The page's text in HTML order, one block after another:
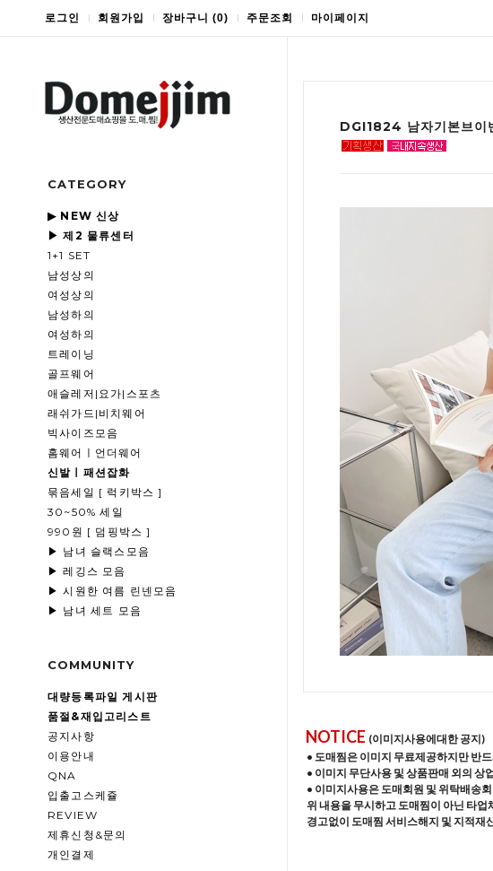
로그인 회원가입 장바구니 (0) 주문조회 마이페이지
CATEGORY
▶ NEW 신상
▶ 제2 물류센터
1+1 SET
남성상의
여성상의
남성하의
여성하의
트레이닝
골프웨어
애슬레저|요가|스포츠
래쉬가드|비치웨어
빅사이즈모음
홈웨어ㅣ언더웨어
신발ㅣ패션잡화
묶음세일 [ 럭키박스 ]
30~50% 세일
990원 [ 덤핑박스 ]
▶ 남녀 슬랙스모음
▶ 레깅스 모음
▶ 시원한 여름 린넨모음
▶ 남녀 세트 모음
COMMUNITY
대량등록파일 게시판
품절&재입고리스트
공지사항
이용안내
QNA
입출고스케쥴
REVIEW
제휴신청&문의
개인결제
DGI1824 남자기본브이
NOTICE (이미지사용에대한 공지)
• 도매찜은 이미지 무료제공하지만 반
• 이미지 무단사용 및 상품판매 외의 상
• 이미지사용은 도매회원 및 위탁배송
위 내용을 무시하고 도매찜이 아닌 타
경고없이 도매찜 서비스해지 및 지적재